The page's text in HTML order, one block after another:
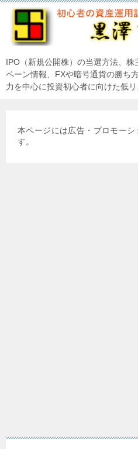
IPO（新規公開株）の当選方法、
ペーン情報、FXや暗号通貨の勝ち
力を中心に投資初心者に向けた低
本ページには広告・プロモー
す。